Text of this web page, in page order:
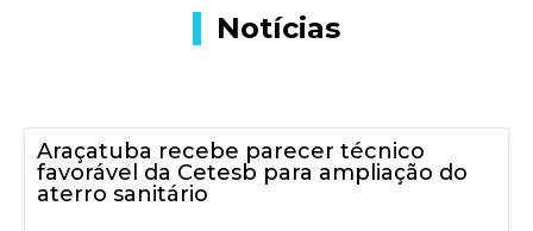
Notícias
Araçatuba recebe parecer técnico
favorável da Cetesb para ampliação do
aterro sanitário